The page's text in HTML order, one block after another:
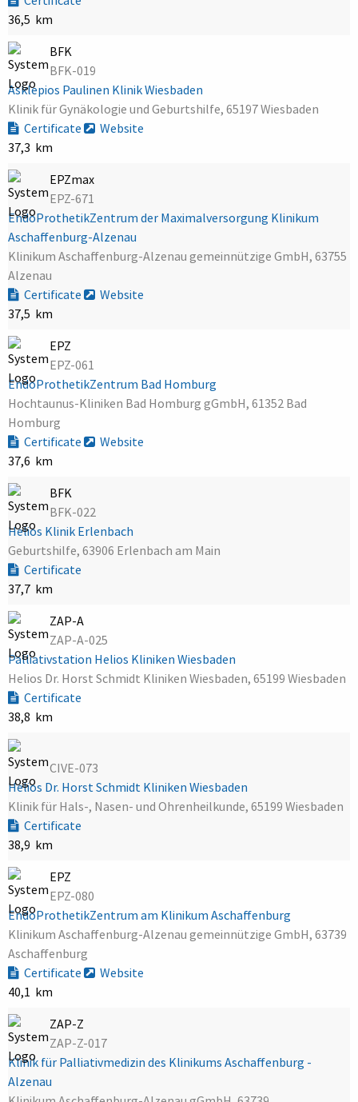
36,5 km
BFK
BFK-019
Asklepios Paulinen Klinik Wiesbaden
Klinik für Gynäkologie und Geburtshilfe, 65197 Wiesbaden
Certificate
Website
37,3 km
EPZmax
EPZ-671
EndoProthetikZentrum der Maximalversorgung Klinikum
Aschaffenburg-Alzenau
Klinikum Aschaffenburg-Alzenau gemeinnützige GmbH, 63755
Alzenau
Certificate
Website
37,5 km
EPZ
EPZ-061
EndoProthetikZentrum Bad Homburg
Hochtaunus-Kliniken Bad Homburg gGmbH, 61352 Bad
Homburg
Certificate
Website
37,6 km
BFK
BFK-022
Helios Klinik Erlenbach
Geburtshilfe, 63906 Erlenbach am Main
Certificate
37,7 km
ZAP-A
ZAP-A-025
Palliativstation Helios Kliniken Wiesbaden
Helios Dr. Horst Schmidt Kliniken Wiesbaden, 65199 Wiesbaden
Certificate
38,8 km
CIVE-073
Helios Dr. Horst Schmidt Kliniken Wiesbaden
Klinik für Hals-, Nasen- und Ohrenheilkunde, 65199 Wiesbaden
Certificate
38,9 km
EPZ
EPZ-080
EndoProthetikZentrum am Klinikum Aschaffenburg
Klinikum Aschaffenburg-Alzenau gemeinnützige GmbH, 63739
Aschaffenburg
Certificate
Website
40,1 km
ZAP-Z
ZAP-Z-017
Klinik für Palliativmedizin des Klinikums Aschaffenburg -
Alzenau